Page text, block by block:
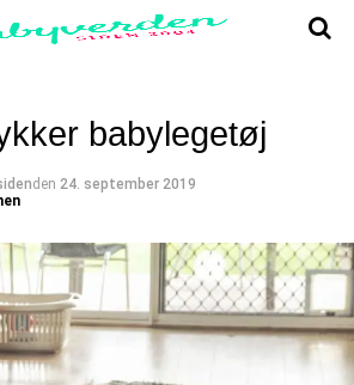
babylegetøj
den 24. september 2019